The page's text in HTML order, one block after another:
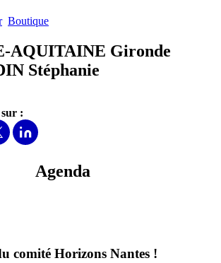
Boutique
AQUITAINE Gironde
Stéphanie
:
Agenda
comité Horizons Nantes !